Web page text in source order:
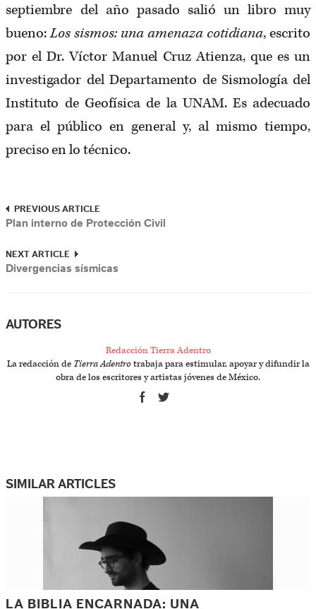
septiembre del año pasado salió un libro muy
bueno:Los sismos: una amenaza cotidiana, escrito
por el Dr. Víctor Manuel Cruz Atienza, que es un
investigador del Departamento de Sismología del
Instituto de Geofísica de la UNAM. Es adecuado
para el público en general y, al mismo tiempo,
preciso en lo técnico.
PREVIOUS ARTICLE
Plan interno de Protección Civil
NEXT ARTICLE
Divergencias sísmicas
AUTORES
Redacción Tierra Adentro
La redacción de Tierra Adentrotrabaja para estimular, apoyar y difundir la
obra de los escritores y artistas jóvenes de México.
SIMILAR ARTICLES
LA BIBLIA ENCARNADA: UNA